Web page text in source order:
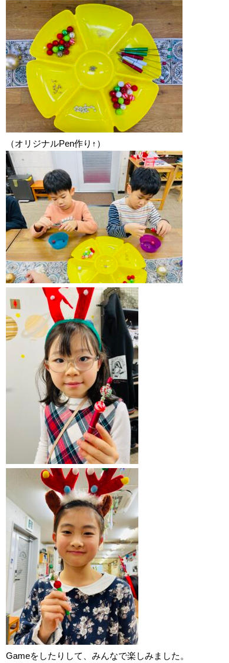
（オリジナルPen作り↑）
Gameをしたりして、みんなで楽しみました。